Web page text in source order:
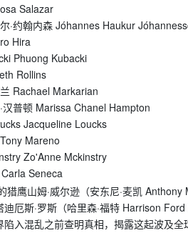
Salazar
内森 Jóhannes Haukur
Kubacki
Rollins
Markarian
Marissa Chanel Hampton
Loucks
Mareno
Mckinstry
Seneca
山姆·威尔逊（安东尼·麦凯 Anthony
厄斯·罗斯（哈里森·福特 Harrison
入混乱之前查明真相，揭露这起波及全